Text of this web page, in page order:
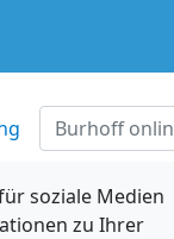
soziale Medien
zu Ihrer